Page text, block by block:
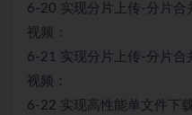
6-20 实现分片上传-分片合
视频：
6-21 实现分片上传-分片合
视频：
6-22 实现高性能单文件下